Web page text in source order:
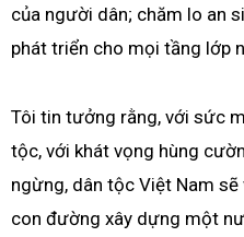
của người dân; chăm lo an
phát triển cho mọi tầng lớp
Tôi tin tưởng rằng, với sức
tộc, với khát vọng hùng
ngừng, dân tộc Việt Nam
con đường xây dựng một